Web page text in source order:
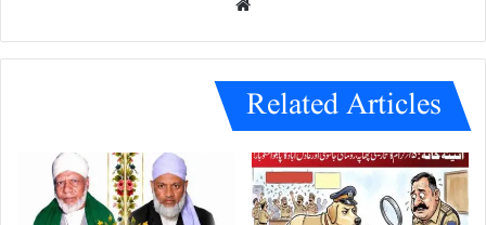
e
Related Articles